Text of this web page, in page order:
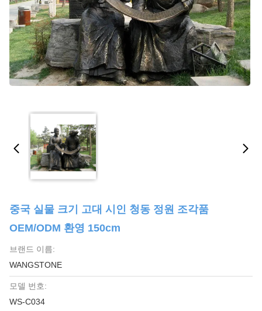
중국 실물 크기 고대 시인 청동 정원 조각품
OEM/ODM 환영 150cm
브랜드 이름:
WANGSTONE
모델 번호:
WS-C034